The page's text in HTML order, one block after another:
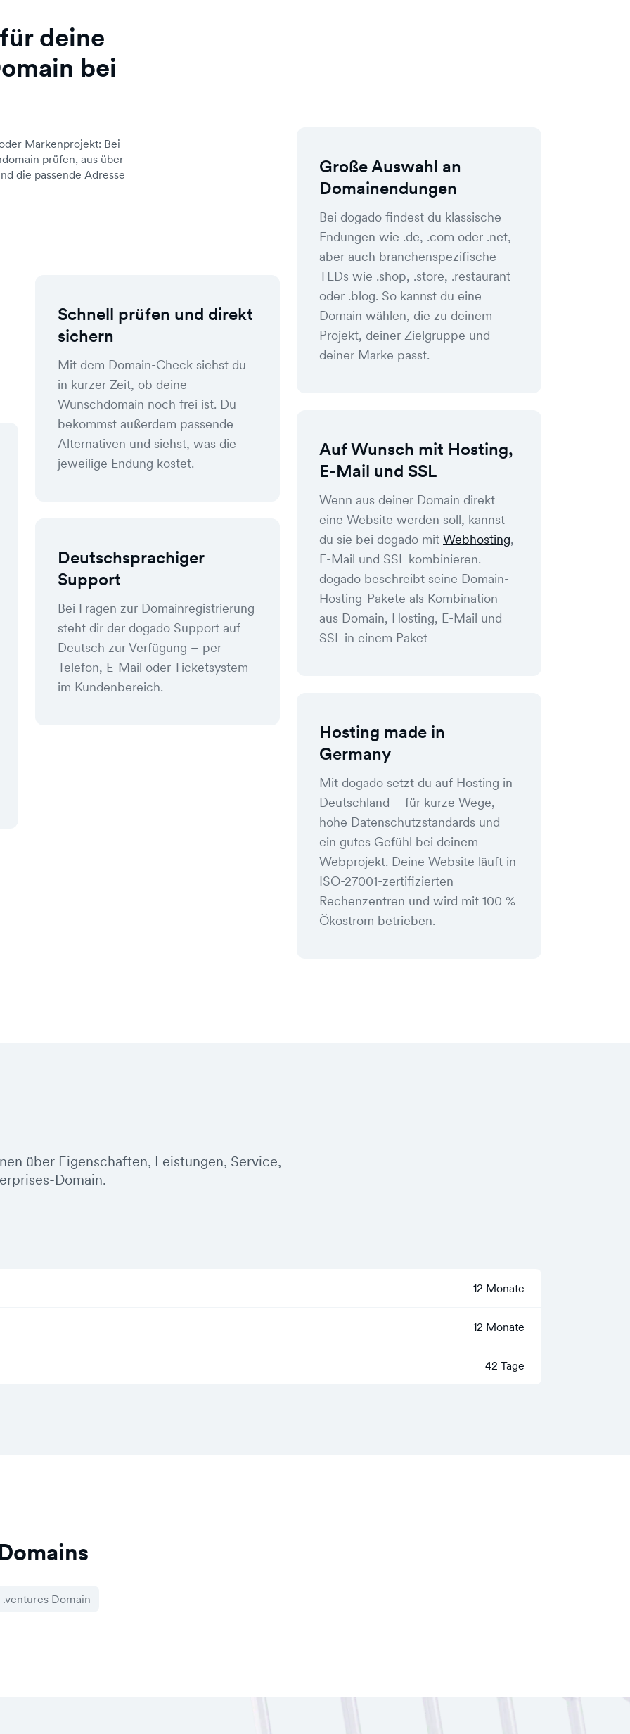
deine
bei
Markenprojekt: Bei
prüfen, aus über
die passende Adresse
Schnell prüfen und direkt
sichern
Mit dem Domain-Check siehst du
in kurzer Zeit, ob deine
Wunschdomain noch frei ist. Du
bekommst außerdem passende
Alternativen und siehst, was die
jeweilige Endung kostet.
Deutschsprachiger
Support
Bei Fragen zur Domainregistrierung
steht dir der dogado Support auf
Deutsch zur Verfügung – per
Telefon, E-Mail oder Ticketsystem
im Kundenbereich.
Große Auswahl an
Domainendungen
Bei dogado findest du klassische
Endungen wie .de, .com oder .net,
aber auch branchenspezifische
TLDs wie .shop, .store, .restaurant
oder .blog. So kannst du eine
Domain wählen, die zu deinem
Projekt, deiner Zielgruppe und
deiner Marke passt.
Auf Wunsch mit Hosting,
E-Mail und SSL
Wenn aus deiner Domain direkt
eine Website werden soll, kannst
du sie bei dogado mit Webhosting,
E-Mail und SSL kombinieren.
dogado beschreibt seine Domain-
Hosting-Pakete als Kombination
aus Domain, Hosting, E-Mail und
SSL in einem Paket
Hosting made in
Germany
Mit dogado setzt du auf Hosting in
Deutschland – für kurze Wege,
hohe Datenschutzstandards und
ein gutes Gefühl bei deinem
Webprojekt. Deine Website läuft in
ISO-27001-zertifizierten
Rechenzentren und wird mit 100 %
Ökostrom betrieben.
über Eigenschaften, Leistungen, Service,
Domain.
12 Monate
12 Monate
42 Tage
.ventures Domain